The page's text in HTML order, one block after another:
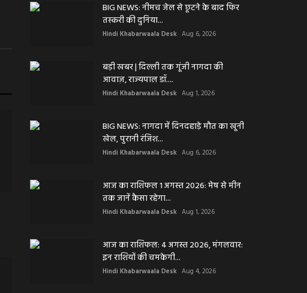
BIG NEWS: नीमच जेल से छूटने के बाद फिर
तस्करी की दुनिया...
Hindi Khabarwaala Desk Aug 6, 2026
बड़ी खबर | दिल्ली तक गूंजी नागदा की
आवाज़, राज्यपाल डॉ....
Hindi Khabarwaala Desk Aug 1, 2026
BIG NEWS: नागदा में दिनदहाड़े मौत का खूनी
खेल, पुरानी रंजिश...
Hindi Khabarwaala Desk Aug 6, 2026
आज का राशिफल 1 अगस्त 2026: मेष से मीन
तक जानें कैसा रहेगा...
Hindi Khabarwaala Desk Aug 1, 2026
आज का राशिफल: 4 अगस्त 2026, मंगलवार:
इन राशियों की चमकेगी...
Hindi Khabarwaala Desk Aug 4, 2026